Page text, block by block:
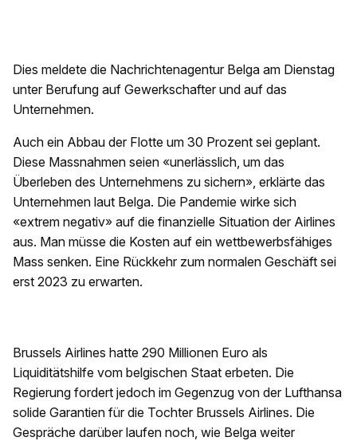
Dies meldete die Nachrichtenagentur Belga am Dienstag
unter Berufung auf Gewerkschafter und auf das
Unternehmen.
Auch ein Abbau der Flotte um 30 Prozent sei geplant.
Diese Massnahmen seien «unerlässlich, um das
Überleben des Unternehmens zu sichern», erklärte das
Unternehmen laut Belga. Die Pandemie wirke sich
«extrem negativ» auf die finanzielle Situation der Airlines
aus. Man müsse die Kosten auf ein wettbewerbsfähiges
Mass senken. Eine Rückkehr zum normalen Geschäft sei
erst 2023 zu erwarten.
Brussels Airlines hatte 290 Millionen Euro als
Liquiditätshilfe vom belgischen Staat erbeten. Die
Regierung fordert jedoch im Gegenzug von der Lufthansa
solide Garantien für die Tochter Brussels Airlines. Die
Gespräche darüber laufen noch, wie Belga weiter